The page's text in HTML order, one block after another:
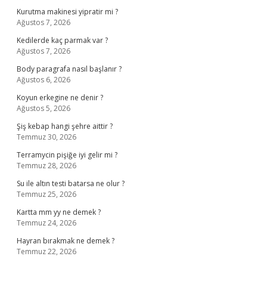
Kurutma makinesi yipratir mi ?
Ağustos 7, 2026
Kedilerde kaç parmak var ?
Ağustos 7, 2026
Body paragrafa nasıl başlanır ?
Ağustos 6, 2026
Koyun erkegine ne denir ?
Ağustos 5, 2026
Şiş kebap hangi şehre aittir ?
Temmuz 30, 2026
Terramycin pişiğe iyi gelir mi ?
Temmuz 28, 2026
Su ile altın testi batarsa ne olur ?
Temmuz 25, 2026
Kartta mm yy ne demek ?
Temmuz 24, 2026
Hayran bırakmak ne demek ?
Temmuz 22, 2026